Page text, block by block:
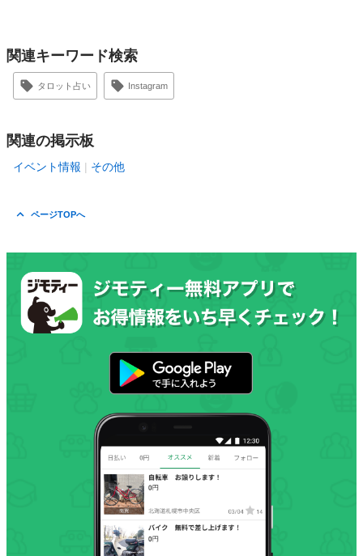
関連キーワード検索
タロット占い Instagram
関連の掲示板
イベント情報 その他
ページTOPへ